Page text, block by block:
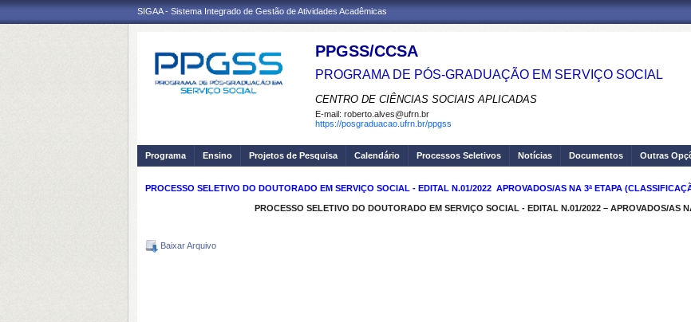
SIGAA - Sistema Integrado de Gestão de Atividades Acadêmicas
PPGSS/CCSA
PROGRAMA DE PÓS-GRADUAÇÃO EM SERVIÇO SOCIAL
CENTRO DE CIÊNCIAS SOCIAIS APLICADAS
E-mail: roberto.alves@ufrn.br
https://posgraduacao.ufrn.br/ppgss
Programa Ensino Projetos de Pesquisa Calendário Processos Seletivos Notícias Documentos Outras
PROCESSO SELETIVO DO DOUTORADO EM SERVIÇO SOCIAL - EDITAL N.01/2022  APROVADOS/AS NA 3ª ETAPA
PROCESSO SELETIVO DO DOUTORADO EM SERVIÇO SOCIAL - EDITAL N.01/2022 – APROVADOS/AS
Baixar Arquivo